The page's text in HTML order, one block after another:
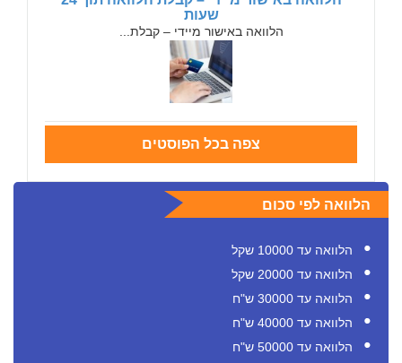
שעות
הלוואה באישור מיידי – קבלת...
צפה בכל הפוסטים
הלוואה לפי סכום
הלוואה עד 10000 שקל
הלוואה עד 20000 שקל
הלוואה עד 30000 ש"ח
הלוואה עד 40000 ש"ח
הלוואה עד 50000 ש"ח